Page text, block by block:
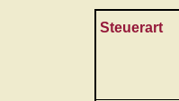
Steuerart